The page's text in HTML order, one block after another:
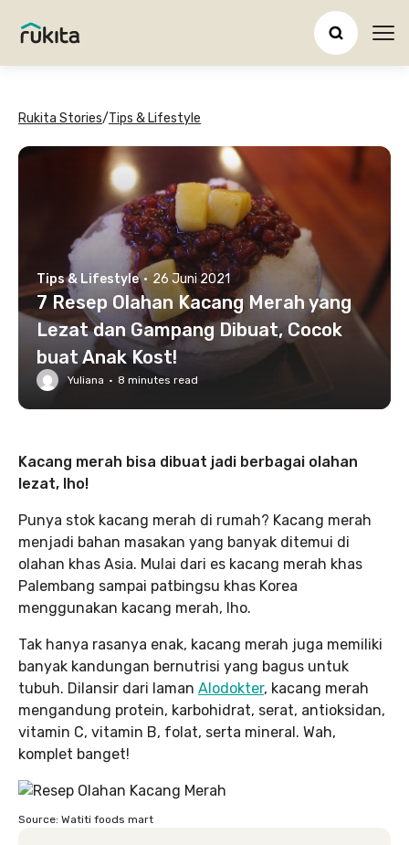
Rukita Stories/Tips & Lifestyle
Tips & Lifestyle · 26 Juni 2021
7 Resep Olahan Kacang Merah yang
Lezat dan Gampang Dibuat, Cocok
buat Anak Kost!
Yuliana · 8 minutes read
Kacang merah bisa dibuat jadi berbagai olahan
lezat, lho!
Punya stok kacang merah di rumah? Kacang merah
menjadi bahan masakan yang banyak ditemui di
olahan khas Asia. Mulai dari es kacang merah khas
Palembang sampai patbingsu khas Korea
menggunakan kacang merah, lho.
Tak hanya rasanya enak, kacang merah juga memiliki
banyak kandungan bernutrisi yang bagus untuk
tubuh. Dilansir dari laman Alodokter, kacang merah
mengandung protein, karbohidrat, serat, antioksidan,
vitamin C, vitamin B, folat, serta mineral. Wah,
komplet banget!
Source: Watiti foods mart